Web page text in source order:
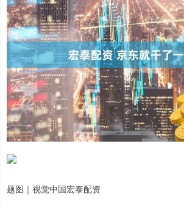
题图｜视觉中国宏泰配资